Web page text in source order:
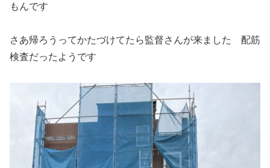
もんです
さあ帰ろうってかたづけてたら監督さんが来ました 配筋
検査だったようです